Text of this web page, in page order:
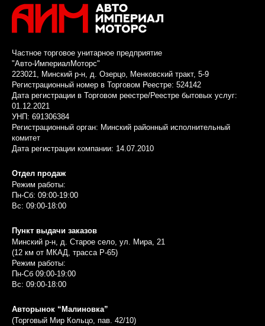
Частное торговое унитарное предприятие
"Авто-ИмпериалМоторс"
223021, Минский р-н, д. Озерцо, Менковский тракт, 5-9
Регистрационный номер в Торговом Реестре: 524142
Дата регистрации в Торговом реестре/Реестре бытовых услуг:
01.12.2021
УНП: 691306384
Регистрационный орган: Минский районный исполнительный
комитет
Дата регистрации компании: 14.07.2010
Отдел продаж
Режим работы:
Пн-Сб: 09:00-19:00
Вс: 09:00-18:00
Пункт выдачи заказов
Минский р-н, д. Старое село, ул. Мира, 21
(12 км от МКАД, трасса P-65)
Режим работы:
Пн-Сб 09:00-19:00
Вс: 09:00-18:00
Авторынок “Малиновка”
(Торговый Мир Кольцо, пав. 42/10)